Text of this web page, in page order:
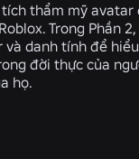
thẩm mỹ avatar
Trong Phần 2,
danh tính để
đời thực của
họ.